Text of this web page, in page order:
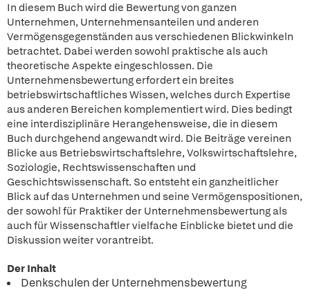
In diesem Buch wird die Bewertung von ganzen
Unternehmen, Unternehmensanteilen und anderen
Vermögensgegenständen aus verschiedenen Blickwinkeln
betrachtet. Dabei werden sowohl praktische als auch
theoretische Aspekte eingeschlossen. Die
Unternehmensbewertung erfordert ein breites
betriebswirtschaftliches Wissen, welches durch Expertise
aus anderen Bereichen komplementiert wird. Dies bedingt
eine interdisziplinäre Herangehensweise, die in diesem
Buch durchgehend angewandt wird. Die Beiträge vereinen
Blicke aus Betriebswirtschaftslehre, Volkswirtschaftslehre,
Soziologie, Rechtswissenschaften und
Geschichtswissenschaft. So entsteht ein ganzheitlicher
Blick auf das Unternehmen und seine Vermögenspositionen,
der sowohl für Praktiker der Unternehmensbewertung als
auch für Wissenschaftler vielfache Einblicke bietet und die
Diskussion weiter vorantreibt.
Der Inhalt
Denkschulen der Unternehmensbewertung